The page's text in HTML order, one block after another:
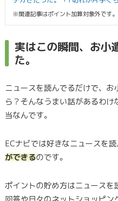
※関連記事はポイント加算対象外です。
実はこの瞬間、お小
た。
ニュースを読んでるだけで、
ら？そんなうまい話があるわ
当なんです。
ECナビでは好きなニュースを
ができるのです。
ポイントの貯め方はニュースを